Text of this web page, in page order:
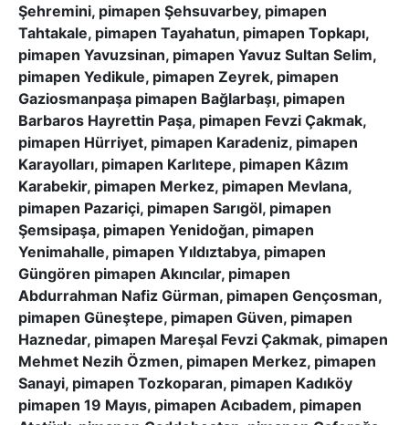
Şehremini, pimapen Şehsuvarbey, pimapen
Tahtakale, pimapen Tayahatun, pimapen Topkapı,
pimapen Yavuzsinan, pimapen Yavuz Sultan Selim,
pimapen Yedikule, pimapen Zeyrek, pimapen
Gaziosmanpaşa pimapen Bağlarbaşı, pimapen
Barbaros Hayrettin Paşa, pimapen Fevzi Çakmak,
pimapen Hürriyet, pimapen Karadeniz, pimapen
Karayolları, pimapen Karlıtepe, pimapen Kâzım
Karabekir, pimapen Merkez, pimapen Mevlana,
pimapen Pazariçi, pimapen Sarıgöl, pimapen
Şemsipaşa, pimapen Yenidoğan, pimapen
Yenimahalle, pimapen Yıldıztabya, pimapen
Güngören pimapen Akıncılar, pimapen
Abdurrahman Nafiz Gürman, pimapen Gençosman,
pimapen Güneştepe, pimapen Güven, pimapen
Haznedar, pimapen Mareşal Fevzi Çakmak, pimapen
Mehmet Nezih Özmen, pimapen Merkez, pimapen
Sanayi, pimapen Tozkoparan, pimapen Kadıköy
pimapen 19 Mayıs, pimapen Acıbadem, pimapen